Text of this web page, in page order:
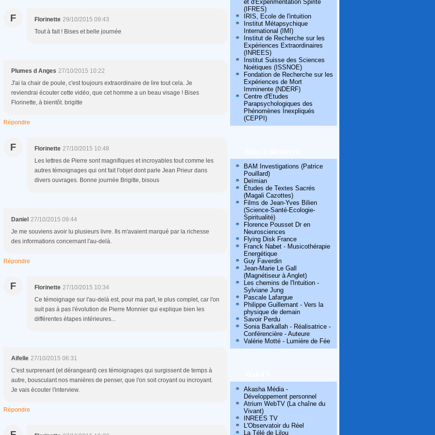
F Florinette 29/10/2015 09:43
Tout à fait ! Bises et belle journée
Plumes d Anges 27/10/2015 10:22
J'ai la chair de poule, c'est toujours extraordinaire de lire tout cela. Je
reviendrai écouter cette vidéo, que cet homme a un beau visage ! Bises
Florinette, à bientôt. brigitte
Répondre
F Florinette 27/10/2015 10:48
Les lettres de Pierre sont magnifiques et incroyables tout comme les
autres témoignages qui ont fait l'objet dont parle Jean Prieur dans
divers ouvrages. Bonne journée Brigitte, bisous
Daniel 27/10/2015 09:44
Je me souviens avoir lu plusieurs livre. Ils m'avaient marqué par la richesse
des informations concernant l'au-delà.
Répondre
F Florinette 27/10/2015 10:34
Ce témoignage sur l'au-delà est, pour ma part, le plus complet, car l'on
suit pas à pas l'évolution de Pierre Monnier qui explique bien les
différentes étapes intérieures...
Aifelle 27/10/2015 06:31
C'est surprenant (et dérangeant) ces témoignages qui surgissent de temps à
autre, bousculant nos manières de penser, que l'on soit croyant ou incroyant.
Je vais écouter l'interview.
Répondre
et d'Expérimentation Spirite
(IFRES)
IRIS, Ecole de l'intuition
Institut Métapsychique
International (IMI)
Institut de Recherche sur les
Expériences Extraordinaires
(INREES)
Institut Suisse des Sciences
Noétiques (ISSNOE)
Fondation de Recherche sur les
Expériences de Mort
Imminente (NDERF)
Centre d'Etudes
Parapsychologiques des
Phénomènes Inexpliqués
(CEPPI)
BAM Investigations (Patrice
Pouillard)
Deïmian
Études de Textes Sacrés
(Magali Cazottes)
Films de Jean-Yves Bilien
(Science-Santé-Ecologie-
Spiritualité)
Florence Pousset Dr en
Neurosciences
Flying Disk France
Franck Nabet - Musicothérapie
Energétique
Guy Faverdin
Jean-Marie Le Gall
(Magnétiseur à Anglet)
Les chemins de l'Intuition -
Sylviane Jung
Pascale Lafargue
Philippe Guillemant - Vers la
physique de demain
Savoir Perdu
Sonia Barkallah - Réalisatrice -
Conférencière - Auteure
Valérie Motté - Lumière de Fée
Akasha Média -
Développement personnel
Atrium WebTV (La chaîne du
Vivant)
INREES TV
L'Observatoir du Réel
La Télé de Lilou